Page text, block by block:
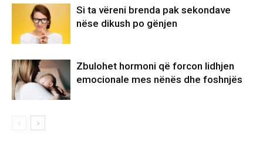
Si ta vëreni brenda pak sekondave
nëse dikush po gënjen
Zbulohet hormoni që forcon lidhjen
emocionale mes nënës dhe foshnjës